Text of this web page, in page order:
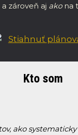
a zároveň aj ako na
Kto som
ako